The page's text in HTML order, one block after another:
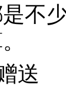
不
送